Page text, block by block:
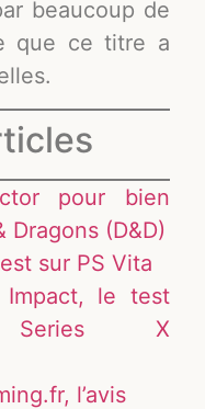
beaucoup de
que ce titre a
pour bien
Dragons (D&D)
sur PS Vita
Impact, le test
X
l’avis